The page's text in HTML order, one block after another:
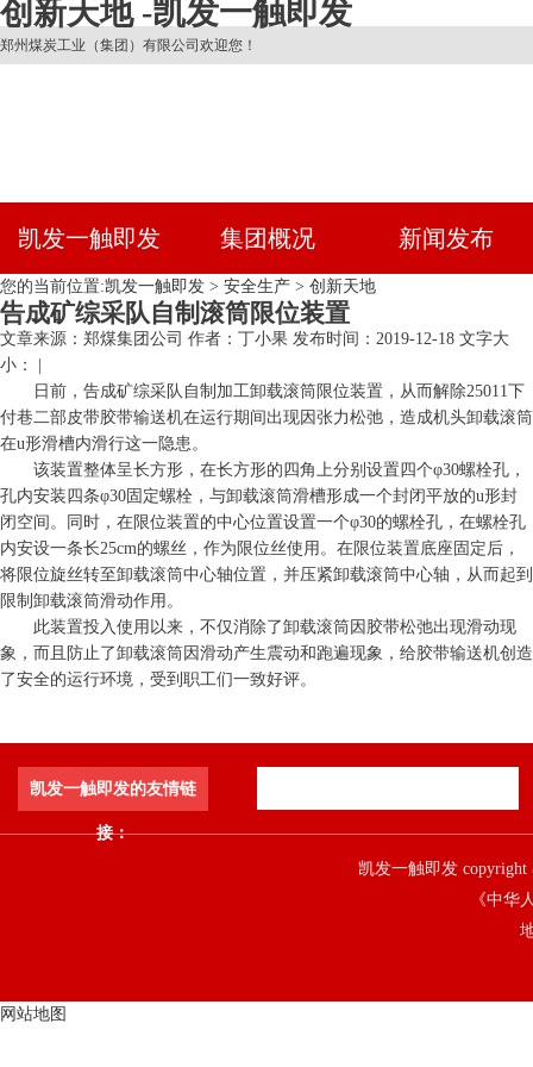
创新天地 -凯发一触即发
郑州煤炭工业（集团）有限公司欢迎您！
凯发一触即发 集团概况 新闻发布
您的当前位置:凯发一触即发 > 安全生产 > 创新天地
告成矿综采队自制滚筒限位装置
文章来源：郑煤集团公司 作者：丁小果 发布时间：2019-12-18 文字大
小： |
日前，告成矿综采队自制加工卸载滚筒限位装置，从而解除25011下
付巷二部皮带胶带输送机在运行期间出现因张力松弛，造成机头卸载滚筒
在u形滑槽内滑行这一隐患。
该装置整体呈长方形，在长方形的四角上分别设置四个φ30螺栓孔，
孔内安装四条φ30固定螺栓，与卸载滚筒滑槽形成一个封闭平放的u形封
闭空间。同时，在限位装置的中心位置设置一个φ30的螺栓孔，在螺栓孔
内安设一条长25cm的螺丝，作为限位丝使用。在限位装置底座固定后，
将限位旋丝转至卸载滚筒中心轴位置，并压紧卸载滚筒中心轴，从而起到
限制卸载滚筒滑动作用。
此装置投入使用以来，不仅消除了卸载滚筒因胶带松弛出现滑动现
象，而且防止了卸载滚筒因滑动产生震动和跑遍现象，给胶带输送机创造
了安全的运行环境，受到职工们一致好评。
凯发一触即发的友情链
接：
凯发一触即发
《中华
网站地图